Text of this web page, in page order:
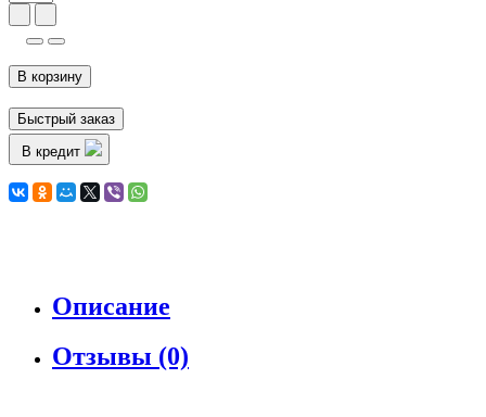
В корзину
Быстрый заказ
В кредит
Описание
Отзывы (0)